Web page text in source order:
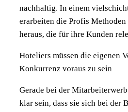
nachhaltig. In einem
erarbeiten die Profis
heraus, die für ihre Kunden
Hoteliers müssen die eigenen
Konkurrenz voraus zu sein
Gerade bei der
klar sein, dass sie sich bei der